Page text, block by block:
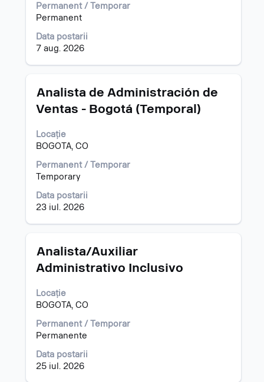
Permanent / Temporar
Permanent
Data postarii
7 aug. 2026
a
vizualiza
conținut
al
informațiilor
post.
Titlu
Analista de Administración de
Ventas - Bogotá (Temporal)
Locație
BOGOTA, CO
Permanent / Temporar
Temporary
Data postarii
23 iul. 2026
Selectați
tasta
pentru
a
vizualiza
întregul
conținut
al
informațiilor
Titlu
Analista/Auxiliar
Administrativo Inclusivo
Locație
BOGOTA, CO
Permanent / Temporar
Permanente
Data postarii
25 iul. 2026
Selectați
tasta
pentru
a
vizualiza
întregul
al
informațiilor